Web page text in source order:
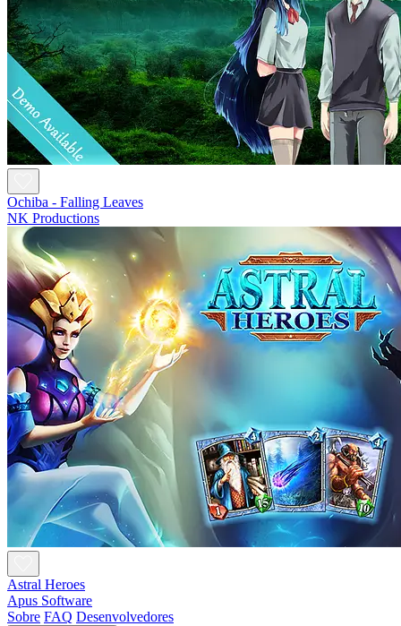
Ochiba - Falling Leaves
NK Productions
Astral Heroes
Apus Software
Sobre FAQ Desenvolvedores